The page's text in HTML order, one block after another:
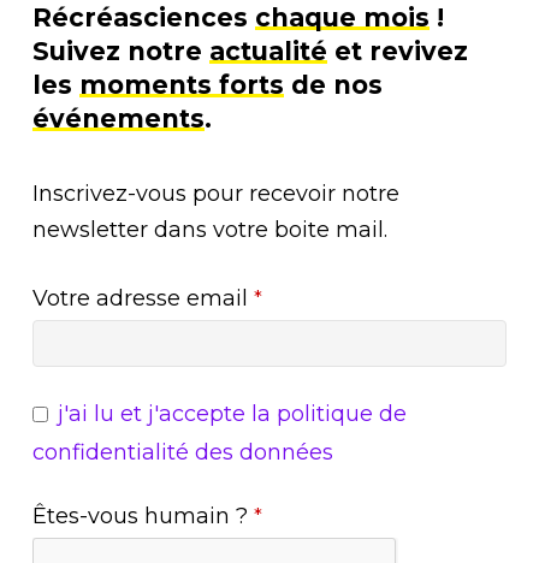
Récréasciences chaque mois !
Suivez notre actualité et revivez
les moments forts de nos
événements.
Inscrivez-vous pour recevoir notre
newsletter dans votre boite mail.
Votre adresse email *
j'ai lu et j'accepte la politique de
confidentialité des données
Êtes-vous humain ? *